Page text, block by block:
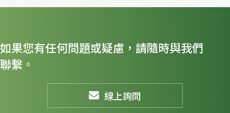
如果您有任何問題或疑慮，請隨時與我們
聯繫。
線上詢問